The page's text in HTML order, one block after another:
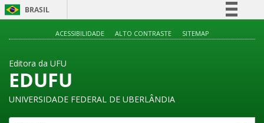
BRASIL
Legislação
Canais
ACESSIBILIDADE ALTO CONTRASTE SITEMAP
Editora da UFU
EDUFU
UNIVERSIDADE FEDERAL DE UBERLÂNDIA